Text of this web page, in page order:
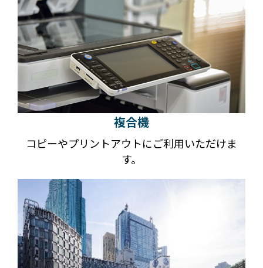
複合機
コピーやプリントアウトにご利用いただけま
す。